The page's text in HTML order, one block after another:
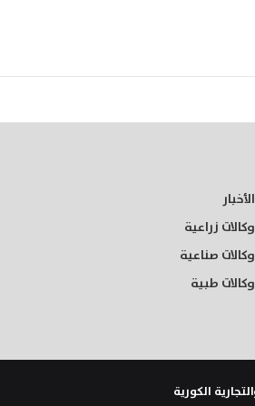
الأخبار
وكالات زراعية
وكالات صناعية
وكالات طبية